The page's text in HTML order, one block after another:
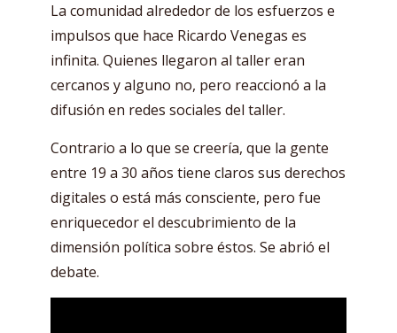
La comunidad alrededor de los esfuerzos e
impulsos que hace Ricardo Venegas es
infinita. Quienes llegaron al taller eran
cercanos y alguno no, pero reaccionó a la
difusión en redes sociales del taller.
Contrario a lo que se creería, que la gente
entre 19 a 30 años tiene claros sus derechos
digitales o está más consciente, pero fue
enriquecedor el descubrimiento de la
dimensión política sobre éstos. Se abrió el
debate.